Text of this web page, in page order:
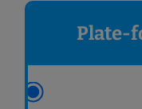
Plate-